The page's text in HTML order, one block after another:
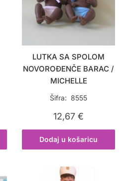
LUTKA SA SPOLOM
NOVOROĐENČE BARAC /
MICHELLE
Šifra: 8555
12,67€
Dodaj u košaricu